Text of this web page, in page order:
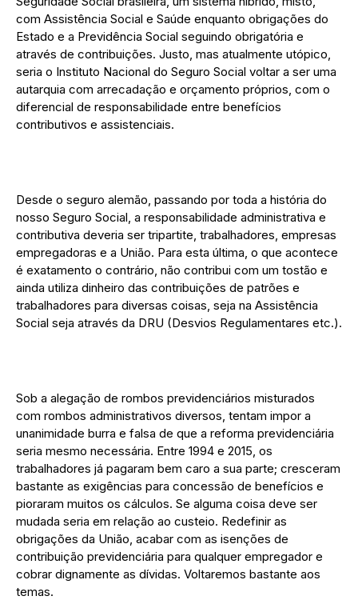
com Assistência Social e Saúde enquanto obrigações do
Estado e a Previdência Social seguindo obrigatória e
através de contribuições. Justo, mas atualmente utópico,
seria o Instituto Nacional do Seguro Social voltar a ser uma
autarquia com arrecadação e orçamento próprios, com o
diferencial de responsabilidade entre benefícios
contributivos e assistenciais.
Desde o seguro alemão, passando por toda a história do
nosso Seguro Social, a responsabilidade administrativa e
contributiva deveria ser tripartite, trabalhadores, empresas
empregadoras e a União. Para esta última, o que acontece
é exatamento o contrário, não contribui com um tostão e
ainda utiliza dinheiro das contribuições de patrões e
trabalhadores para diversas coisas, seja na Assistência
Social seja através da DRU (Desvios Regulamentares etc.).
Sob a alegação de rombos previdenciários misturados
com rombos administrativos diversos, tentam impor a
unanimidade burra e falsa de que a reforma previdenciária
seria mesmo necessária. Entre 1994 e 2015, os
trabalhadores já pagaram bem caro a sua parte; cresceram
bastante as exigências para concessão de benefícios e
pioraram muitos os cálculos. Se alguma coisa deve ser
mudada seria em relação ao custeio. Redefinir as
obrigações da União, acabar com as isenções de
contribuição previdenciária para qualquer empregador e
cobrar dignamente as dívidas. Voltaremos bastante aos
temas.